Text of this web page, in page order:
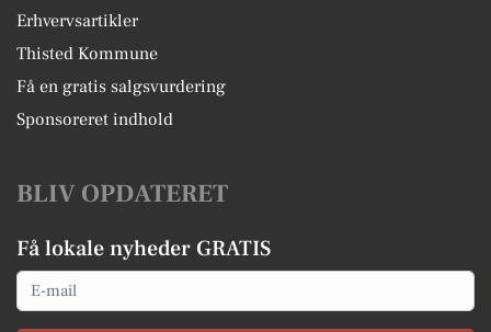
Erhvervsartikler
Thisted Kommune
Få en gratis salgsvurdering
Sponsoreret indhold
BLIV OPDATERET
Få lokale nyheder GRATIS
Email